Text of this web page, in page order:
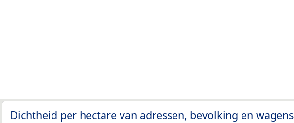
Dichtheid per hectare van adressen, bevolking en wagens